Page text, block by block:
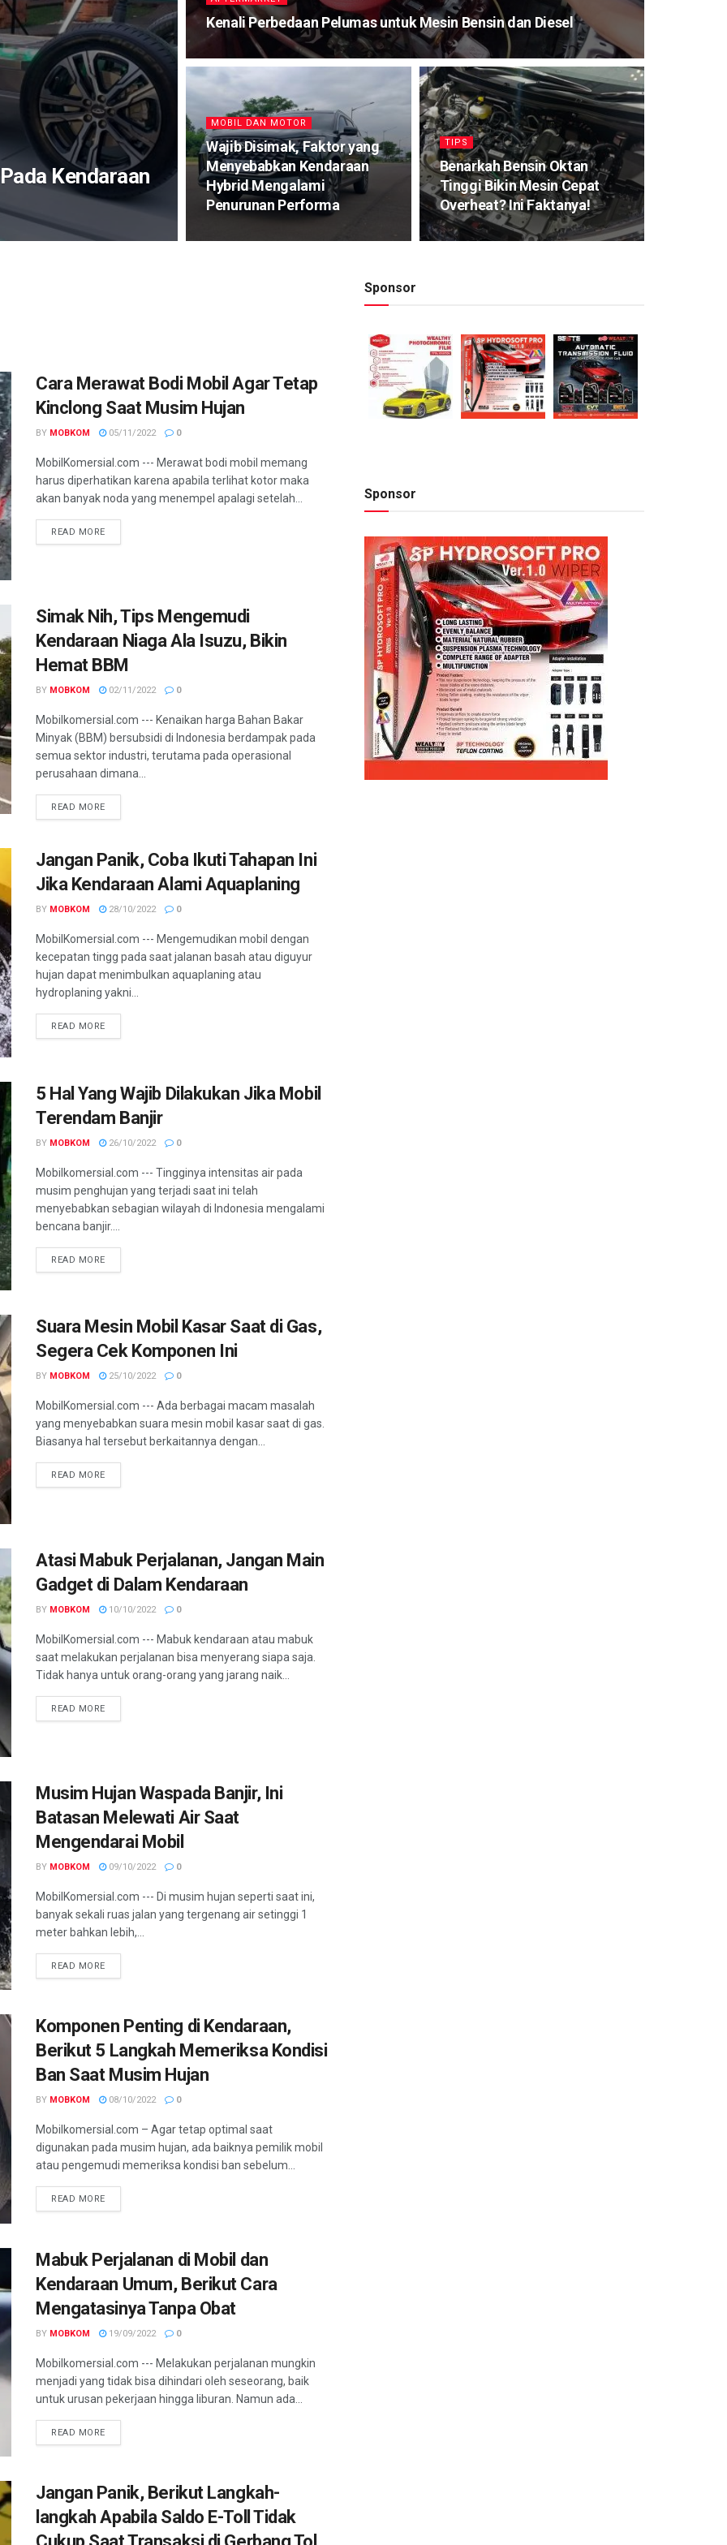
Kendaraan
Kenali Perbedaan Pelumas untuk Mesin Bensin dan Diesel
MOBIL DAN MOTOR
Wajib Disimak, Faktor yang
Menyebabkan Kendaraan
Hybrid Mengalami
Penurunan Performa
TIPS
Benarkah Bensin Oktan
Tinggi Bikin Mesin Cepat
Overheat? Ini Faktanya!
Cara Merawat Bodi Mobil Agar Tetap
Kinclong Saat Musim Hujan
BY MOBKOM 05/11/2022 0
MobilKomersial.com --- Merawat bodi mobil memang
harus diperhatikan karena apabila terlihat kotor maka
akan banyak noda yang menempel apalagi setelah...
READ MORE
Simak Nih, Tips Mengemudi
Kendaraan Niaga Ala Isuzu, Bikin
Hemat BBM
BY MOBKOM 02/11/2022 0
Mobilkomersial.com --- Kenaikan harga Bahan Bakar
Minyak (BBM) bersubsidi di Indonesia berdampak pada
semua sektor industri, terutama pada operasional
perusahaan dimana...
READ MORE
Jangan Panik, Coba Ikuti Tahapan Ini
Jika Kendaraan Alami Aquaplaning
BY MOBKOM 28/10/2022 0
MobilKomersial.com --- Mengemudikan mobil dengan
kecepatan tingg pada saat jalanan basah atau diguyur
hujan dapat menimbulkan aquaplaning atau
hydroplaning yakni...
READ MORE
5 Hal Yang Wajib Dilakukan Jika Mobil
Terendam Banjir
BY MOBKOM 26/10/2022 0
Mobilkomersial.com --- Tingginya intensitas air pada
musim penghujan yang terjadi saat ini telah
menyebabkan sebagian wilayah di Indonesia mengalami
bencana banjir....
READ MORE
Suara Mesin Mobil Kasar Saat di Gas,
Segera Cek Komponen Ini
BY MOBKOM 25/10/2022 0
MobilKomersial.com --- Ada berbagai macam masalah
yang menyebabkan suara mesin mobil kasar saat di gas.
Biasanya hal tersebut berkaitannya dengan...
READ MORE
Atasi Mabuk Perjalanan, Jangan Main
Gadget di Dalam Kendaraan
BY MOBKOM 10/10/2022 0
MobilKomersial.com --- Mabuk kendaraan atau mabuk
saat melakukan perjalanan bisa menyerang siapa saja.
Tidak hanya untuk orang-orang yang jarang naik...
READ MORE
Musim Hujan Waspada Banjir, Ini
Batasan Melewati Air Saat
Mengendarai Mobil
BY MOBKOM 09/10/2022 0
MobilKomersial.com --- Di musim hujan seperti saat ini,
banyak sekali ruas jalan yang tergenang air setinggi 1
meter bahkan lebih,...
READ MORE
Komponen Penting di Kendaraan,
Berikut 5 Langkah Memeriksa Kondisi
Ban Saat Musim Hujan
BY MOBKOM 08/10/2022 0
Mobilkomersial.com – Agar tetap optimal saat
digunakan pada musim hujan, ada baiknya pemilik mobil
atau pengemudi memeriksa kondisi ban sebelum...
READ MORE
Mabuk Perjalanan di Mobil dan
Kendaraan Umum, Berikut Cara
Mengatasinya Tanpa Obat
BY MOBKOM 19/09/2022 0
Mobilkomersial.com --- Melakukan perjalanan mungkin
menjadi yang tidak bisa dihindari oleh seseorang, baik
untuk urusan pekerjaan hingga liburan. Namun ada...
READ MORE
Jangan Panik, Berikut Langkah-
langkah Apabila Saldo E-Toll Tidak
Sponsor
Sponsor